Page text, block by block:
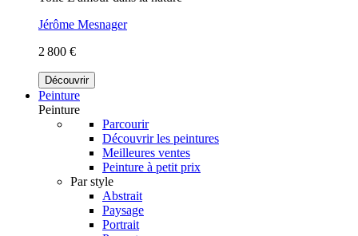
Jérôme Mesnager
2 800 €
Découvrir
Peinture
Peinture
Parcourir
Découvrir les peintures
Meilleures ventes
Peinture à petit prix
Par style
Abstrait
Paysage
Portrait